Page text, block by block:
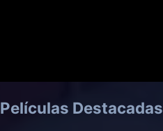
Películas Destacadas